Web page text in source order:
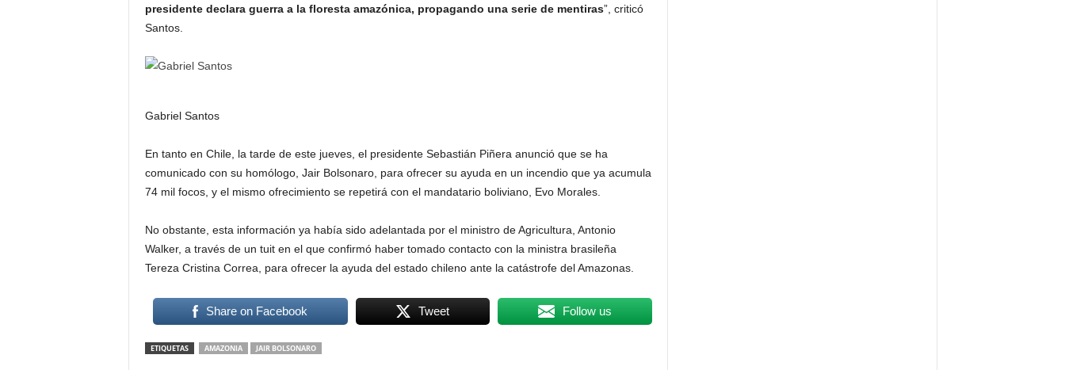
presidente declara guerra a la floresta amazónica, propagando una serie de mentiras”, criticó
Santos.
Gabriel Santos
En tanto en Chile, la tarde de este jueves, el presidente Sebastián Piñera anunció que se ha
comunicado con su homólogo, Jair Bolsonaro, para ofrecer su ayuda en un incendio que ya acumula
74 mil focos, y el mismo ofrecimiento se repetirá con el mandatario boliviano, Evo Morales.
No obstante, esta información ya había sido adelantada por el ministro de Agricultura, Antonio
Walker, a través de un tuit en el que confirmó haber tomado contacto con la ministra brasileña
Tereza Cristina Correa, para ofrecer la ayuda del estado chileno ante la catástrofe del Amazonas.
Share on Facebook Tweet Follow us
ETIQUETAS AMAZONIA JAIR BOLSONARO